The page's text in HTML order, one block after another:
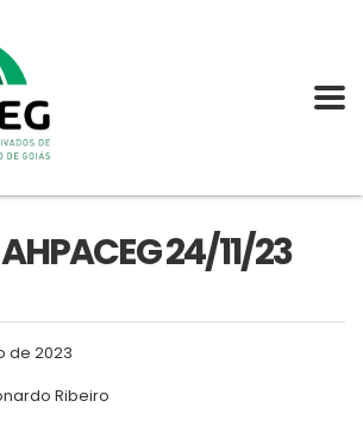
24/11/23
de 2023
Ribeiro